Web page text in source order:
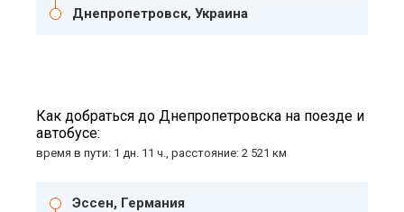
Днепропетровск, Украина
Как добраться до Днепропетровска на поезде и
автобусе:
время в пути: 1 дн. 11 ч., расстояние: 2 521 км
Эссен, Германия